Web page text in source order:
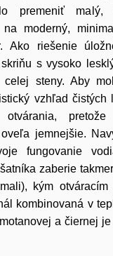
premeniť
na moderný,
Ako riešenie
s vysoko
steny. Aby
vzhľad čistých
otvárania, pretože
jemnejšie.
fungovanie
zaberie
kým
kombinovaná v
a čiernej